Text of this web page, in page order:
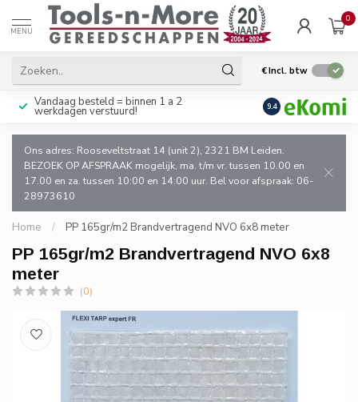
MENU
0
€Incl. btw
Vandaag besteld = binnen 1 a 2
werkdagen verstuurd!
Uitsluitend goede
en de vakman!
9.4
Ons adres: Rooseveltstraat 14 (unit 2), 2321 BM Leiden.
BEZOEK OP AFSPRAAK mogelijk, ma. t/m vr. tussen 10.00 en
17.00 en za. tussen 10:00 en 14:00 uur. Bel voor afspraak: 06-
28973610
Home / PP 165gr/m2 Brandvertragend NVO 6x8 meter
PP 165gr/m2 Brandvertragend NVO 6x8
meter
(0)